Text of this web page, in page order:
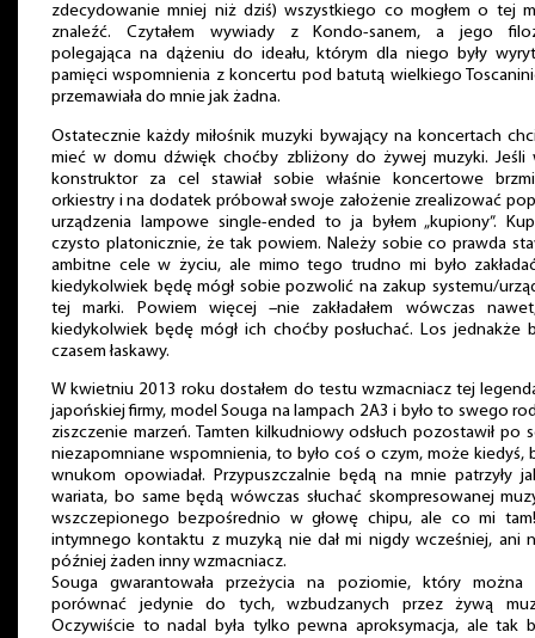
zdecydowanie mniej niż dziś) wszystkiego co mogłem o tej
znaleźć. Czytałem wywiady z Kondo-sanem, a jego
polegająca na dążeniu do ideału, którym dla niego były
pamięci wspomnienia z koncertu pod batutą wielkiego
przemawiała do mnie jak żadna.
Ostatecznie każdy miłośnik muzyki bywający na koncertach
mieć w domu dźwięk choćby zbliżony do żywej muzyki. Jeśli
konstruktor za cel stawiał sobie właśnie koncertowe
orkiestry i na dodatek próbował swoje założenie zrealizować
urządzenia lampowe single-ended to ja byłem „kupiony”.
czysto platonicznie, że tak powiem. Należy sobie co prawda
ambitne cele w życiu, ale mimo tego trudno mi było
kiedykolwiek będę mógł sobie pozwolić na zakup systemu/
tej marki. Powiem więcej –nie zakładałem wówczas
kiedykolwiek będę mógł ich choćby posłuchać. Los jednakże
czasem łaskawy.
W kwietniu 2013 roku dostałem do testu wzmacniacz tej
japońskiej firmy, model Souga na lampach 2A3 i było to swego
ziszczenie marzeń. Tamten kilkudniowy odsłuch pozostawił po
niezapomniane wspomnienia, to było coś o czym, może kiedyś,
wnukom opowiadał. Przypuszczalnie będą na mnie patrzyły
wariata, bo same będą wówczas słuchać skompresowanej
wszczepionego bezpośrednio w głowę chipu, ale co mi
intymnego kontaktu z muzyką nie dał mi nigdy wcześniej, ani
później żaden inny wzmacniacz.
Souga gwarantowała przeżycia na poziomie, który można
porównać jedynie do tych, wzbudzanych przez żywą
Oczywiście to nadal była tylko pewna aproksymacja, ale tak